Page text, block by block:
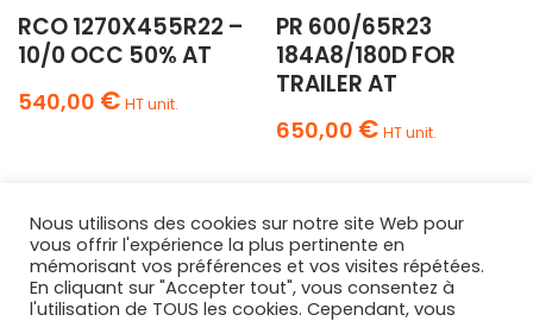
RCO 1270X455R22 –
10/0 OCC 50% AT
540,00 € HT unit.
PR 600/65R23
184A8/180D FOR
TRAILER AT
650,00 € HT unit.
Nous utilisons des cookies sur notre site Web pour
vous offrir l'expérience la plus pertinente en
mémorisant vos préférences et vos visites répétées.
En cliquant sur "Accepter tout", vous consentez à
l'utilisation de TOUS les cookies. Cependant, vous